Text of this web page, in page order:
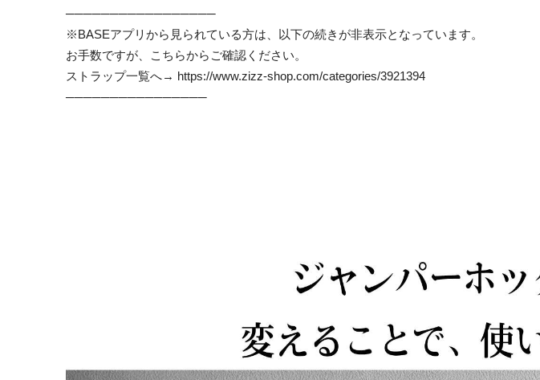
─────────────────
※BASEアプリから見られている方は、以下の続きが非表示となっています。
お手数ですが、こちらからご確認ください。
ストラップ一覧へ→ https://www.zizz-shop.com/categories/3921394
────────────────